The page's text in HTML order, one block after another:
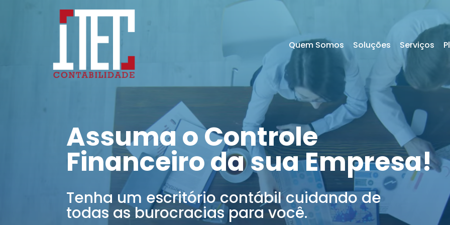
Quem Somos Soluções Serviços
Assuma o Controle
Financeiro da sua Empresa!
Tenha um escritório contábil cuidando de
todas as burocracias para você.